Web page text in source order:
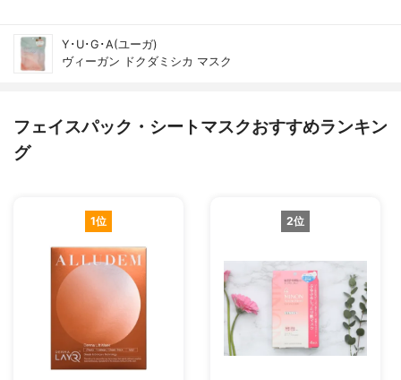
Y･U･G･A(ユーガ)
ヴィーガン ドクダミシカ マスク
フェイスパック・シートマスクおすすめランキン
グ
1位 2位